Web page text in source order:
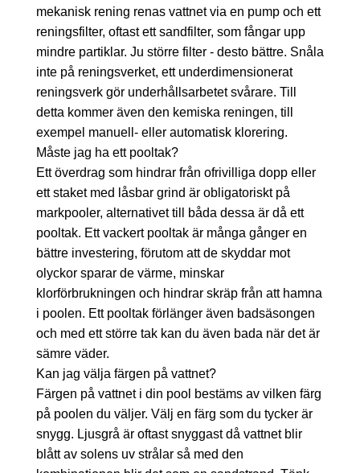
mekanisk rening renas vattnet via en pump och ett
reningsfilter, oftast ett sandfilter, som fångar upp
mindre partiklar. Ju större filter - desto bättre. Snåla
inte på reningsverket, ett underdimensionerat
reningsverk gör underhållsarbetet svårare. Till
detta kommer även den kemiska reningen, till
exempel manuell- eller automatisk klorering.
Måste jag ha ett pooltak?
Ett överdrag som hindrar från ofrivilliga dopp eller
ett staket med låsbar grind är obligatoriskt på
markpooler, alternativet till båda dessa är då ett
pooltak. Ett vackert pooltak är många gånger en
bättre investering, förutom att de skyddar mot
olyckor sparar de värme, minskar
klorförbrukningen och hindrar skräp från att hamna
i poolen. Ett pooltak förlänger även badsäsongen
och med ett större tak kan du även bada när det är
sämre väder.
Kan jag välja färgen på vattnet?
Färgen på vattnet i din pool bestäms av vilken färg
på poolen du väljer. Välj en färg som du tycker är
snygg. Ljusgrå är oftast snyggast då vattnet blir
blått av solens uv strålar så med den